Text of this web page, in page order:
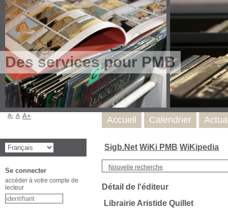
Des services pour PMB
Sigb.Net WiKi PMB WiKipedia
Nouvelle recherche
Détail de l'éditeur
Librairie Aristide Quillet
Accueil Calendrier
A- A A+
Se connecter
accéder à votre compte de
lecteur